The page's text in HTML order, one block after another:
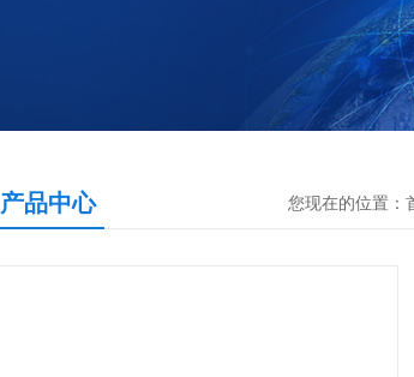
产品中心 您现在的位置：